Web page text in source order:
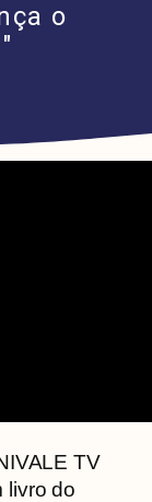
o
TV
livro do